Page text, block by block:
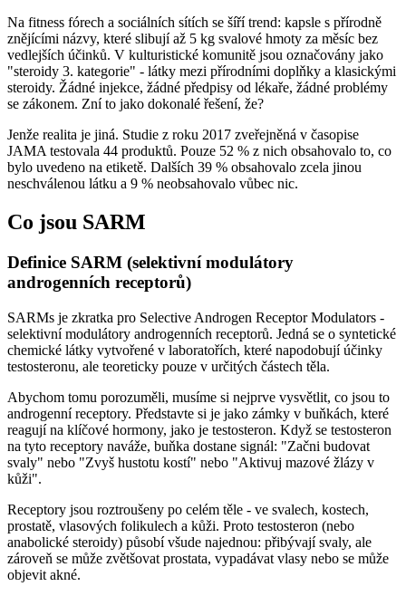
Na fitness fórech a sociálních sítích se šíří trend: kapsle s přírodně
znějícími názvy, které slibují až 5 kg svalové hmoty za měsíc bez
vedlejších účinků. V kulturistické komunitě jsou označovány jako
"steroidy 3. kategorie" - látky mezi přírodními doplňky a klasickými
steroidy. Žádné injekce, žádné předpisy od lékaře, žádné problémy
se zákonem. Zní to jako dokonalé řešení, že?
Jenže realita je jiná. Studie z roku 2017 zveřejněná v časopise
JAMA testovala 44 produktů. Pouze 52 % z nich obsahovalo to, co
bylo uvedeno na etiketě. Dalších 39 % obsahovalo zcela jinou
neschválenou látku a 9 % neobsahovalo vůbec nic.
Co jsou SARM
Definice SARM (selektivní modulátory
androgenních receptorů)
SARMs je zkratka pro Selective Androgen Receptor Modulators -
selektivní modulátory androgenních receptorů. Jedná se o syntetické
chemické látky vytvořené v laboratořích, které napodobují účinky
testosteronu, ale teoreticky pouze v určitých částech těla.
Abychom tomu porozuměli, musíme si nejprve vysvětlit, co jsou to
androgenní receptory. Představte si je jako zámky v buňkách, které
reagují na klíčové hormony, jako je testosteron. Když se testosteron
na tyto receptory naváže, buňka dostane signál: "Začni budovat
svaly" nebo "Zvyš hustotu kostí" nebo "Aktivuj mazové žlázy v
kůži".
Receptory jsou roztroušeny po celém těle - ve svalech, kostech,
prostatě, vlasových folikulech a kůži. Proto testosteron (nebo
anabolické steroidy) působí všude najednou: přibývají svaly, ale
zároveň se může zvětšovat prostata, vypadávat vlasy nebo se může
objevit akné.